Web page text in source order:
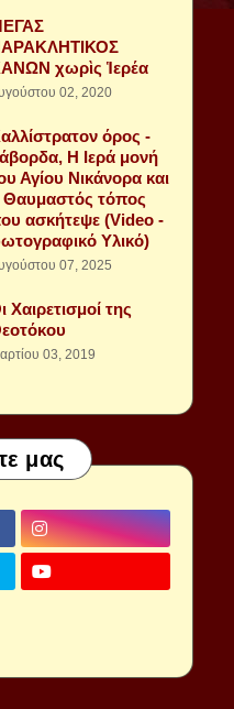
χωρὶς Ἱερέα
02, 2020
όρος -
Η Ιερά μονή
Αγίου Νικάνορα και
Θαυμαστός τόπος
ασκήτεψε (Video -
Υλικό)
07, 2025
Χαιρετισμοί της
03, 2019
μας